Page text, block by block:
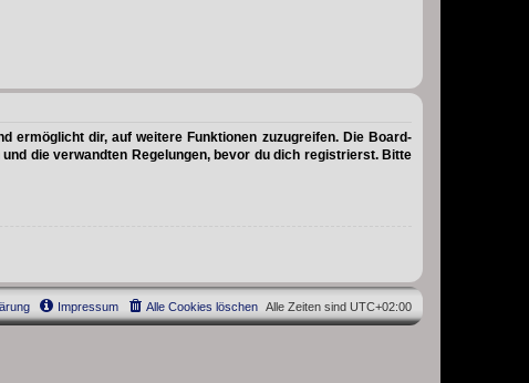
ermöglicht dir, auf weitere Funktionen zuzugreifen. Die Board-
die verwandten Regelungen, bevor du dich registrierst. Bitte
Alle Zeiten sind UTC+02:00
Alle Cookies löschen
Impressum